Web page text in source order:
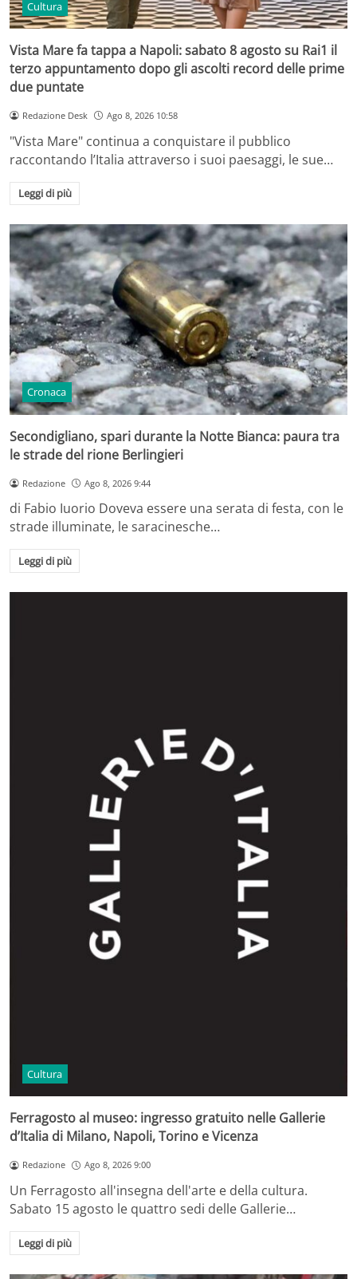
Cultura
Vista Mare fa tappa a Napoli: sabato 8 agosto su Rai1 il
terzo appuntamento dopo gli ascolti record delle prime
due puntate
Redazione Desk Ago 8, 2026 10:58
"Vista Mare" continua a conquistare il pubblico
raccontando l’Italia attraverso i suoi paesaggi, le sue…
Leggi di più
Cronaca
Secondigliano, spari durante la Notte Bianca: paura tra
le strade del rione Berlingieri
Redazione Ago 8, 2026 9:44
di Fabio Iuorio Doveva essere una serata di festa, con le
strade illuminate, le saracinesche…
Leggi di più
Cultura
Ferragosto al museo: ingresso gratuito nelle Gallerie
d’Italia di Milano, Napoli, Torino e Vicenza
Redazione Ago 8, 2026 9:00
Un Ferragosto all'insegna dell'arte e della cultura.
Sabato 15 agosto le quattro sedi delle Gallerie…
Leggi di più